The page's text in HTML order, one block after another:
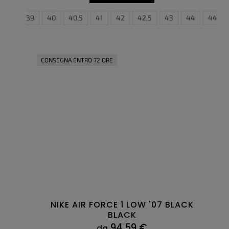
39 40 40,5 41 42 42,5 43 44 44,5
35,5 36,5 37,5
CONSEGNA ENTRO 72 ORE
NIKE AIR FORCE 1 LOW '07 BLACK
BLACK